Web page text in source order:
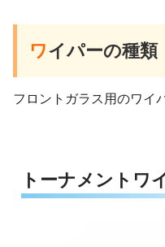
ワイパーの種類
フロントガラス用のワイ
トーナメントワ